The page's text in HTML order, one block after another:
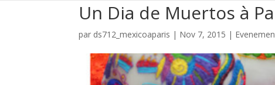
Un Dia de Muertos à
par ds712_mexicoaparis | Nov 7, 2015 |